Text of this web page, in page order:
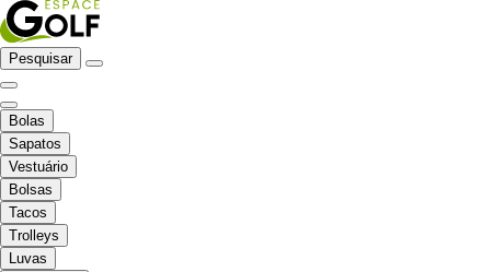
Pesquisar
Bolas
Sapatos
Vestuário
Bolsas
Tacos
Trolleys
Luvas